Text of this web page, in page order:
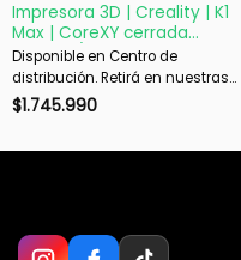
Impresora 3D | Creality | K1
Max | CoreXY cerrada
600mm/s
Disponible en Centro de
distribución. Retirá en nuestras
sucursales en 48 hs hábiles. Si es
$1.745.990